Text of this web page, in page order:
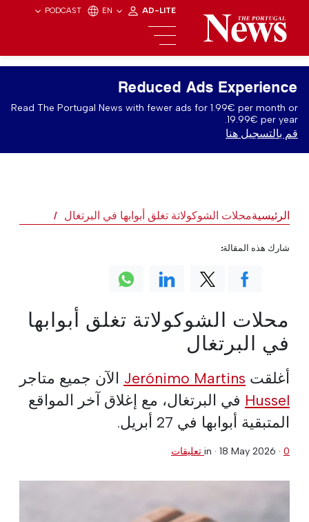
PODCAST EN AD-LITE
Reduced Ads Experience
Read The Portugal News with fewer ads for 1.99€ per month or
19.99€ per year.
قم بالتسجيل هنا
الرئيسيةمحلات الشوكولاتة تغلق أبوابها في البرتغال
محلات الشوكولاتة تغلق أبوابها
في البرتغال
أغلقت Jerónimo Martins الآن جميع متاجر
Hussel في البرتغال، مع إغلاق آخر المواقع
المتبقية أبوابها في 27 أبريل.
in · 18 May 2026 · 0 تعليقات
شارك هذه المقالة: